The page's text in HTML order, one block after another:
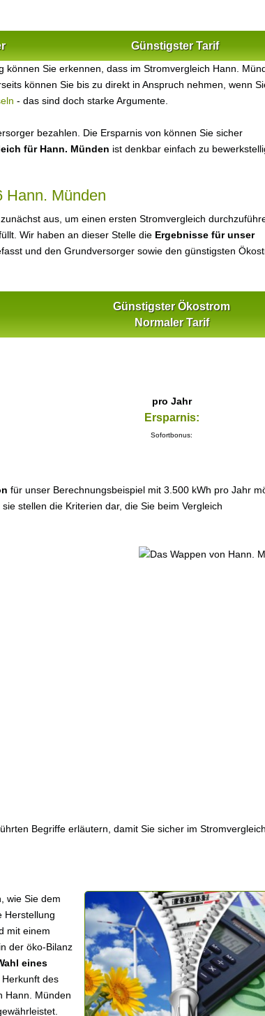
Günstigster Tarif
können Sie erkennen, dass im Stromvergleich Hann.
können Sie bis zu direkt in Anspruch nehmen, wenn
- das sind doch starke Argumente.
bezahlen. Die Ersparnis von können Sie sicher
für Hann. Münden ist denkbar einfach zu
Hann. Münden
aus, um einen ersten Stromvergleich
Wir haben an dieser Stelle die Ergebnisse für unser
und den Grundversorger sowie den günstigsten
Günstigster Ökostrom
Normaler Tarif
pro Jahr
Ersparnis:
Sofortbonus:
für unser Berechnungsbeispiel mit 3.500 kWh pro Jahr
stellen die Kriterien dar, die Sie beim Vergleich
Begriffe erläutern, damit Sie sicher im Stromvergleich
wie Sie dem
Herstellung
mit einem
der öko-Bilanz
eines
des
Hann. Münden